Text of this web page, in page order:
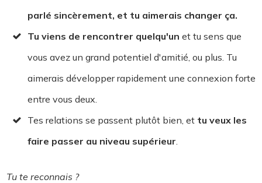
parlé sincèrement, et tu aimerais changer ça.
Tu viens de rencontrer quelqu'un et tu sens que
vous avez un grand potentiel d'amitié, ou plus. Tu
aimerais développer rapidement une connexion forte
entre vous deux.
Tes relations se passent plutôt bien, et tu veux les
faire passer au niveau supérieur.
Tu te reconnais ?